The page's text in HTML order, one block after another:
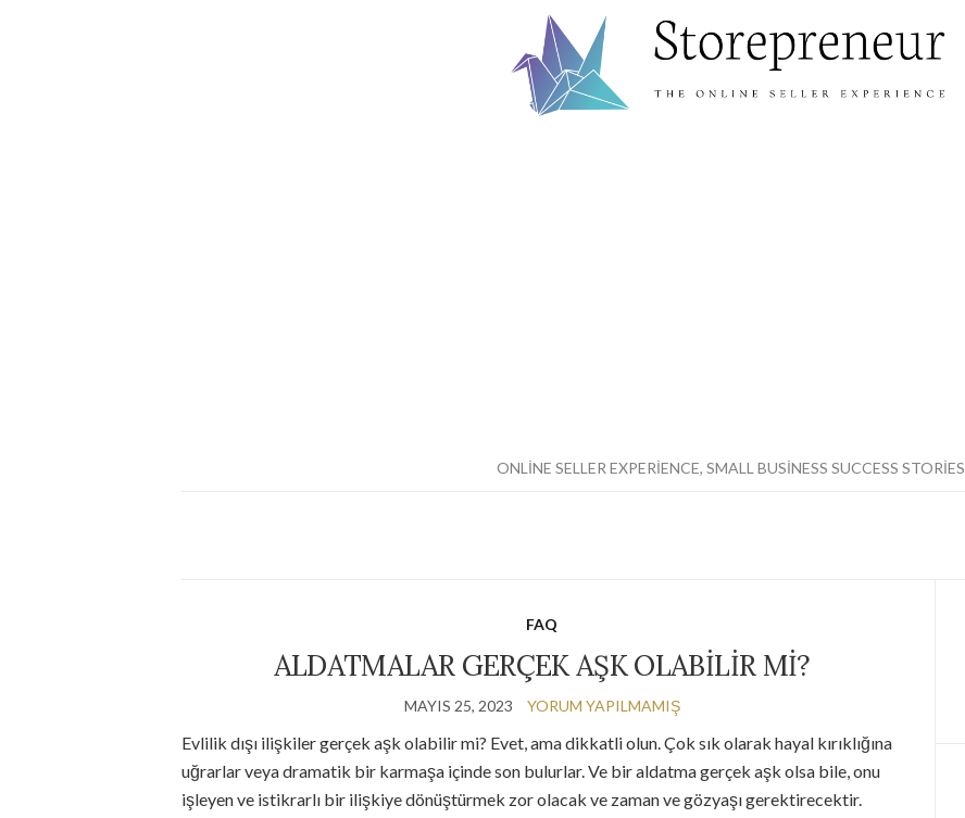
ONLINE SELLER EXPERIENCE, SMALL BUSINESS SUCCESS STORIES
FAQ
ALDATMALAR GERÇEK AŞK OLABILIR MI?
MAYIS 25, 2023 YORUM YAPILMAMIŞ
Evlilik dışı ilişkiler gerçek aşk olabilir mi? Evet, ama dikkatli olun. Çok sık olarak hayal kırıklığına
uğrarlar veya dramatik bir karmaşa içinde son bulurlar. Ve bir aldatma gerçek aşk olsa bile, onu
işleyen ve istikrarlı bir ilişkiye dönüştürmek zor olacak ve zaman ve gözyaşı gerektirecektir.